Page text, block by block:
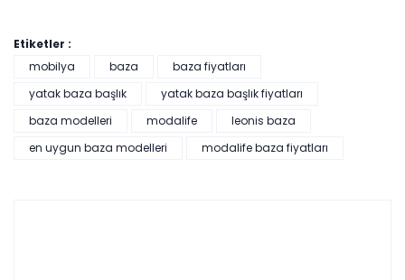
Etiketler :
mobilya
baza
baza fiyatları
yatak baza başlık
yatak baza başlık fiyatları
baza modelleri
modalife
leonis baza
en uygun baza modelleri
modalife baza fiyatları